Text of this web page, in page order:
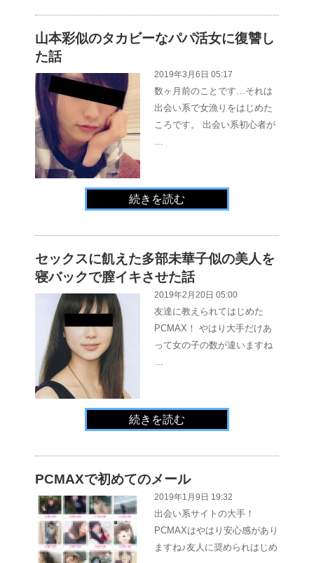
山本彩似のタカビーなパパ活女に復讐し
た話
2019年3月6日 05:17
数ヶ月前のことです…それは
出会い系で女漁りをはじめた
ころです。 出会い系初心者が
続きを読む
セックスに飢えた多部未華子似の美人を
寝バックで膣イキさせた話
2019年2月20日 05:00
友達に教えられてはじめた
PCMAX！ やはり大手だけあ
って女の子の数が違いますね
続きを読む
PCMAXで初めてのメール
2019年1月9日 19:32
出会い系サイトの大手！
PCMAXはやはり安心感があり
ますね♪友人に奨められはじめ